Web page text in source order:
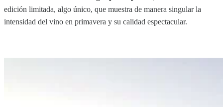
edición limitada, algo único, que muestra de manera singular la
intensidad del vino en primavera y su calidad espectacular.